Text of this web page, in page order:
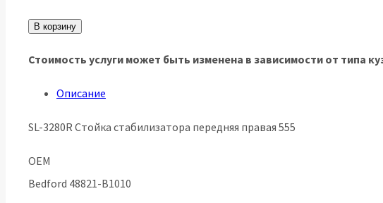
1,000 ₽.
Количество
3280R
передняя
правая
В корзину
Стоимость услуги может быть изменена в зависимости от типа
Описание
SL-3280R Стойка стабилизатора передняя правая 555
OEM
Bedford 48821-B1010